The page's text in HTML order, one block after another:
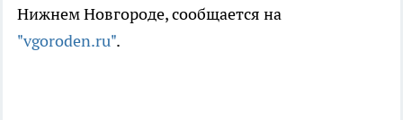
Нижнем Новгороде, сообщается на
"vgoroden.ru".